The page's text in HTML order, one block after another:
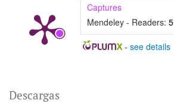
Captures
Mendeley - Readers: 5
- see details
Descargas